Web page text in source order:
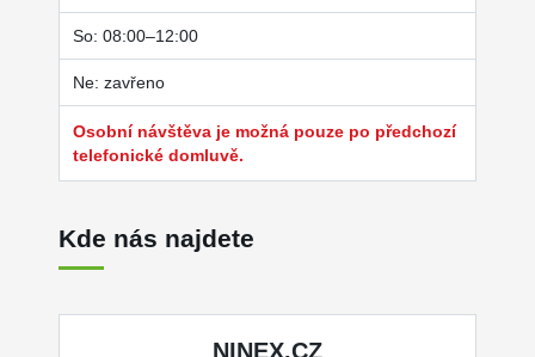
So: 08:00–12:00
Ne: zavřeno
Osobní návštěva je možná pouze po předchozí
telefonické domluvě.
Kde nás najdete
NINEX.CZ